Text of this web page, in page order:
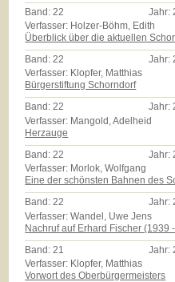
Band: 22 Jahr:
Verfasser: Holzer-Böhm, Edith
Überblick über die aktuellen
Band:22 Jahr:
Verfasser: Klopfer, Matthias
Bürgerstiftung Schorndorf
Band:22 Jahr:
Verfasser: Mangold, Adelheid
Herzauge
Band:22 Jahr:
Verfasser: Morlok, Wolfgang
Eine der schönsten Bahnen des
Band:22 Jahr:
Verfasser: Wandel, Uwe Jens
Nachruf auf Erhard Fischer (1939
Band: 21 Jahr:
Verfasser: Klopfer, Matthias
Vorwort des Oberbürgermeisters